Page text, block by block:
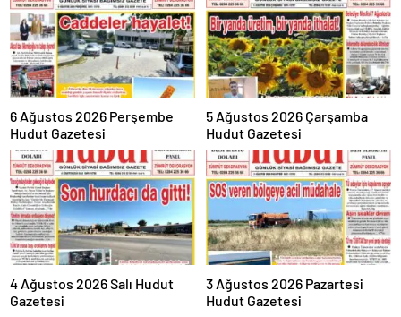
6 Ağustos 2026 Perşembe
Hudut Gazetesi
5 Ağustos 2026 Çarşamba
Hudut Gazetesi
4 Ağustos 2026 Salı Hudut
Gazetesi
3 Ağustos 2026 Pazartesi
Hudut Gazetesi